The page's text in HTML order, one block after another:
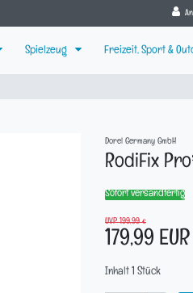
Spielzeug Freizeit, Sport &
Dorel Germany GmbH
RodiFix
Sofort versandfertig
UVP 199,99 €
179,99 EUR
Inhalt Stück